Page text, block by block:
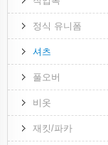
정식 유니폼
셔츠
풀오버
비옷
재킷/파카